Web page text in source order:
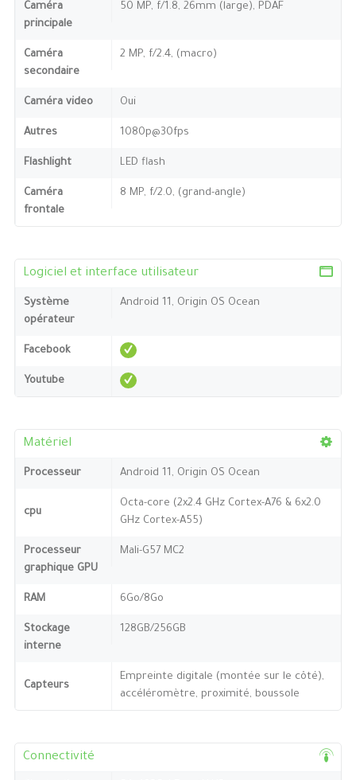
Caméra
principale
50 MP, f/1.8, 26mm (large), PDAF
Caméra
secondaire
2 MP, f/2.4, (macro)
Caméra video Oui
Autres 1080p@30fps
Flashlight LED flash
Caméra
frontale
8 MP, f/2.0, (grand-angle)
Logiciel et interface utilisateur
Système
opérateur
Android 11, Origin OS Ocean
Facebook
Youtube
Matériel
Processeur Android 11, Origin OS Ocean
cpu
Octa-core (2x2.4 GHz Cortex-A76 & 6x2.0
GHz Cortex-A55)
Processeur
graphique GPU
Mali-G57 MC2
RAM 6Go/8Go
Stockage
interne
128GB/256GB
Capteurs
Empreinte digitale (montée sur le côté),
accéléromètre, proximité, boussole
Connectivité